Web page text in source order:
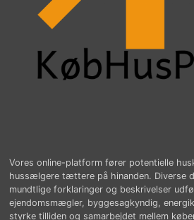
Vores online-platform fører potentielle
hussælgere tættere på hinanden. Diverse
mundtlige forklaringer og beskrivelser
ejendomsmægler, byggesagkyndig,
styrke tilliden og samarbejdet mellem